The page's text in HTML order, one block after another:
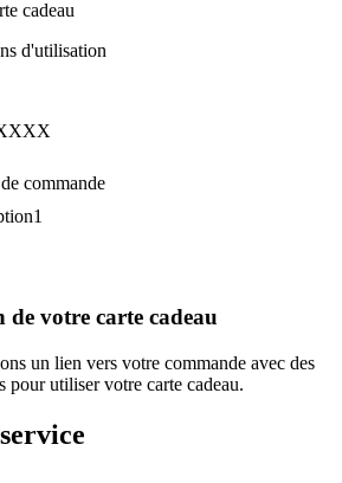
cadeau
d'utilisation
commande
1
de votre carte cadeau
un lien vers votre commande avec des
pour utiliser votre carte cadeau.